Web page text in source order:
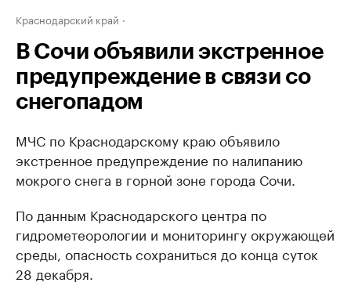
Краснодарский край
В Сочи объявили экстренное
предупреждение в связи со
снегопадом
МЧС по Краснодарскому краю объявило
экстренное предупреждение по налипанию
мокрого снега в горной зоне города Сочи.
По данным Краснодарского центра по
гидрометеорологии и мониторингу окружающей
среды, опасность сохраниться до конца суток
28 декабря.